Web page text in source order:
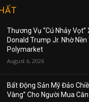
Thương Vụ “Cú Nhảy Vọt”
Donald Trump Jr. Nhờ
Polymarket
August 6, 2026
Bất Động Sản Mỹ Đảo
Vàng” Cho Người Mua